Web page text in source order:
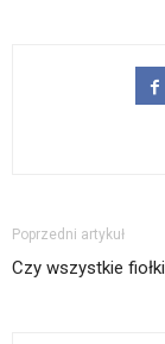
Poprzedni artykuł
Czy wszystkie